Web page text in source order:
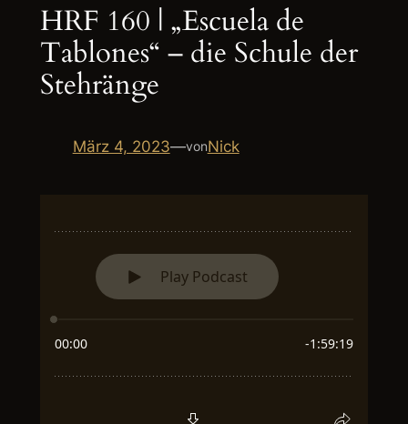
HRF 160 | „Escuela de
Tablones“ – die Schule der
Stehränge
März 4, 2023—vonNick